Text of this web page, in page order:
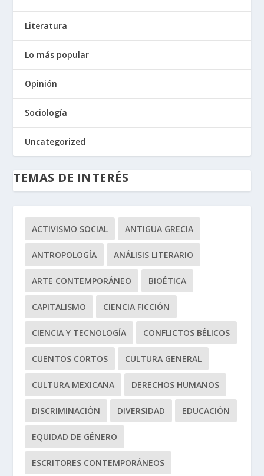
Literatura
Lo más popular
Opinión
Sociología
Uncategorized
TEMAS DE INTERÉS
ACTIVISMO SOCIAL ANTIGUA GRECIA
ANTROPOLOGÍA ANÁLISIS LITERARIO
ARTE CONTEMPORÁNEO BIOÉTICA
CAPITALISMO CIENCIA FICCIÓN
CIENCIA Y TECNOLOGÍA CONFLICTOS BÉLICOS
CUENTOS CORTOS CULTURA GENERAL
CULTURA MEXICANA DERECHOS HUMANOS
DISCRIMINACIÓN DIVERSIDAD EDUCACIÓN
EQUIDAD DE GÉNERO
ESCRITORES CONTEMPORÁNEOS